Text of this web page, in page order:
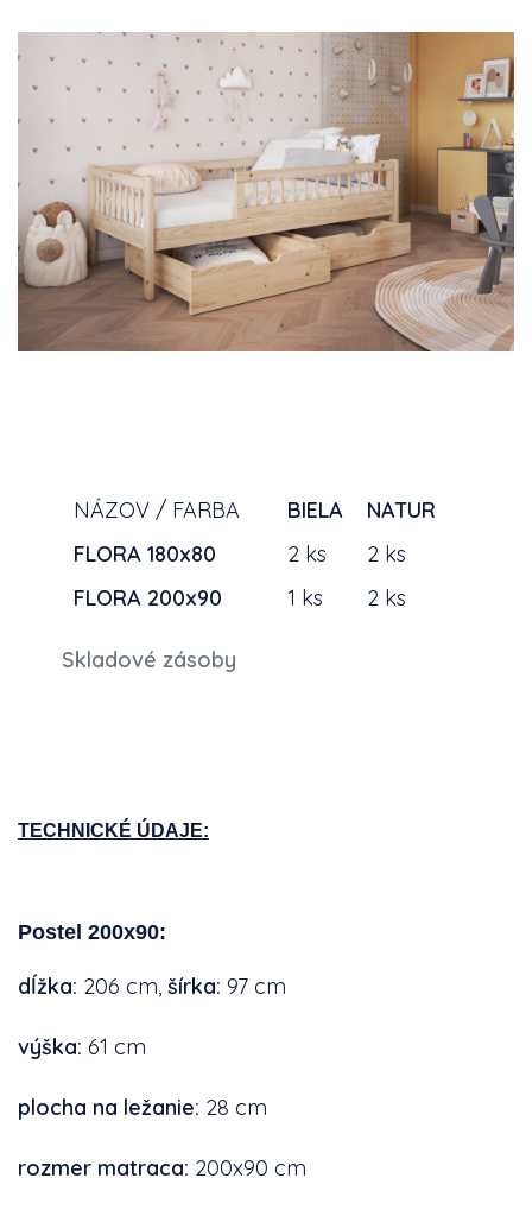
Skladové zásoby
NÁZOV / FARBA BIELA
NATUR
FLORA 180x80
2 ks
2 ks
FLORA 200x90
1 ks 2 ks
TECHNICKÉ ÚDAJE:
Postel 200x90:
dĺžka: 206 cm, šírka: 97 cm
výška: 61 cm
plocha na ležanie: 28 cm
rozmer matraca: 200x90 cm